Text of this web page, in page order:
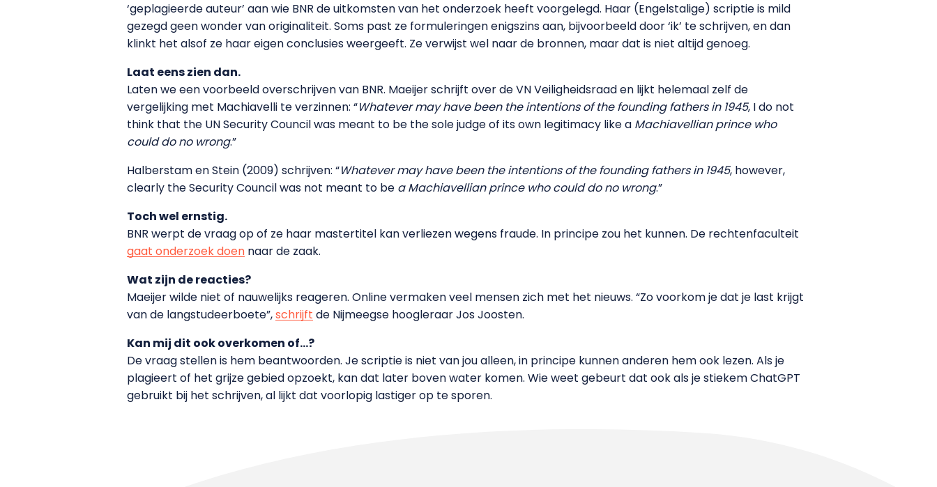
‘geplagieerde auteur’ aan wie BNR de uitkomsten van het onderzoek heeft voorgelegd. Haar (Engelstalige) scriptie is mild
gezegd geen wonder van originaliteit. Soms past ze formuleringen enigszins aan, bijvoorbeeld door ‘ik’ te schrijven, en dan
klinkt het alsof ze haar eigen conclusies weergeeft. Ze verwijst wel naar de bronnen, maar dat is niet altijd genoeg.
Laat eens zien dan.
Laten we een voorbeeld overschrijven van BNR. Maeijer schrijft over de VN Veiligheidsraad en lijkt helemaal zelf de
vergelijking met Machiavelli te verzinnen: “Whatever may have been the intentions of the founding fathers in 1945, I do not
think that the UN Security Council was meant to be the sole judge of its own legitimacy like a Machiavellian prince who
could do no wrong.”
Halberstam en Stein (2009) schrijven: “Whatever may have been the intentions of the founding fathers in 1945, however,
clearly the Security Council was not meant to be a Machiavellian prince who could do no wrong.”
Toch wel ernstig.
BNR werpt de vraag op of ze haar mastertitel kan verliezen wegens fraude. In principe zou het kunnen. De rechtenfaculteit
gaat onderzoek doen naar de zaak.
Wat zijn de reacties?
Maeijer wilde niet of nauwelijks reageren. Online vermaken veel mensen zich met het nieuws. “Zo voorkom je dat je last krijgt
van de langstudeerboete”,schrijft de Nijmeegse hoogleraar Jos Joosten.
Kan mij dit ook overkomen of…?
De vraag stellen is hem beantwoorden. Je scriptie is niet van jou alleen, in principe kunnen anderen hem ook lezen. Als je
plagieert of het grijze gebied opzoekt, kan dat later boven water komen. Wie weet gebeurt dat ook als je stiekem ChatGPT
gebruikt bij het schrijven, al lijkt dat voorlopig lastiger op te sporen.